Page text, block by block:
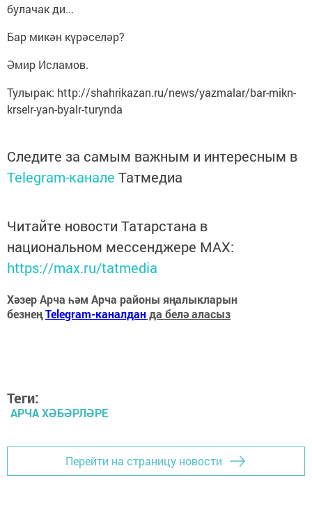
булачак ди...
Бар микән күрәселәр?
Әмир Исламов.
Тулырак: http://shahrikazan.ru/news/yazmalar/bar-mikn-
krselr-yan-byalr-turynda
Следите за самым важным и интересным в
Telegram-канале Татмедиа
Читайте новости Татарстана в
национальном мессенджере MАХ:
https://max.ru/tatmedia
Хәзер Арча һәм Арча районы яңалыкларын
безнеңTelegram-каналданда белә аласыз
Теги:
АРЧА ХӘБӘРЛӘРЕ
Перейти на страницу новости